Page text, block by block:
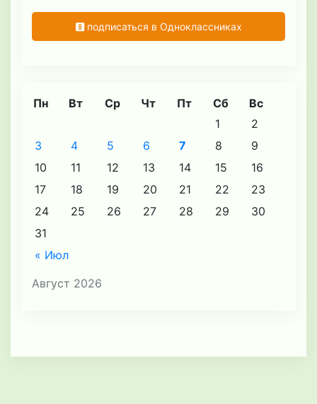
подписаться в Одноклассниках
Август 2026
Пн Вт Ср Чт Пт Сб Вс
« Июл
1
2
3
4 5 6 7 8
9
10
11 12 13 14 15
16
17
18 19 20 21 22
23
24
25 26 27 28 29
30
31